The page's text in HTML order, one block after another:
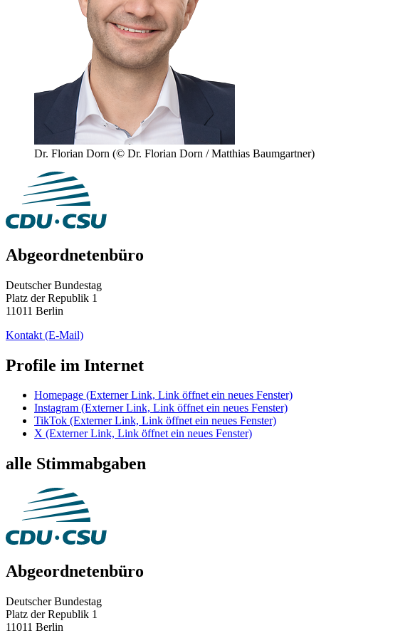
Dr. Florian Dorn (© Dr. Florian Dorn / Matthias Baumgartner)
Abgeordnetenbüro
Deutscher Bundestag
Platz der Republik 1
11011 Berlin
Kontakt (E-Mail)
Profile im Internet
Homepage (Externer Link, Link öffnet ein neues Fenster)
Instagram (Externer Link, Link öffnet ein neues Fenster)
TikTok (Externer Link, Link öffnet ein neues Fenster)
X (Externer Link, Link öffnet ein neues Fenster)
alle Stimmabgaben
Abgeordnetenbüro
Deutscher Bundestag
Platz der Republik 1
11011 Berlin